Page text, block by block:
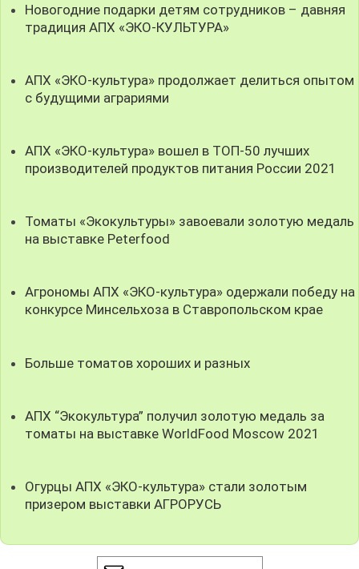
Новогодние подарки детям сотрудников – давняя
традиция АПХ «ЭКО-КУЛЬТУРА»
АПХ «ЭКО-культура» продолжает делиться опытом
с будущими аграриями
АПХ «ЭКО-культура» вошел в ТОП-50 лучших
производителей продуктов питания России 2021
Томаты «Экокультуры» завоевали золотую медаль
на выставке Peterfood
Агрономы АПХ «ЭКО-культура» одержали победу на
конкурсе Минсельхоза в Ставропольском крае
Больше томатов хороших и разных
АПХ “Экокультура” получил золотую медаль за
томаты на выставке WorldFood Moscow 2021
Огурцы АПХ «ЭКО-культура» стали золотым
призером выставки АГРОРУСЬ